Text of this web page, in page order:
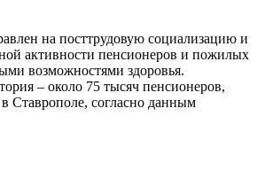
на посттрудовую социализацию и
активности пенсионеров и пожилых
возможностями здоровья.
– около 75 тысяч пенсионеров,
Ставрополе, согласно данным